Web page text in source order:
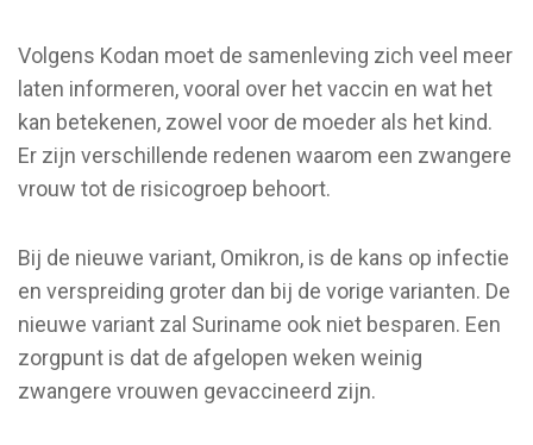
Volgens Kodan moet de samenleving zich veel meer
laten informeren, vooral over het vaccin en wat het
kan betekenen, zowel voor de moeder als het kind.
Er zijn verschillende redenen waarom een zwangere
vrouw tot de risicogroep behoort.
Bij de nieuwe variant, Omikron, is de kans op infectie
en verspreiding groter dan bij de vorige varianten. De
nieuwe variant zal Suriname ook niet besparen. Een
zorgpunt is dat de afgelopen weken weinig
zwangere vrouwen gevaccineerd zijn.